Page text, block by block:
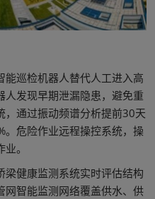
能巡检机器人替代人工进入高
发现早期泄漏隐患，避免重
，通过振动频谱分析提前30天
。危险作业远程操控系统，操
。
梁健康监测系统实时评估结构
网智能监测网络覆盖供水、供